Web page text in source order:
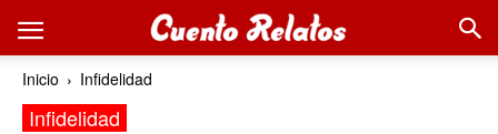
Inicio Infidelidad
Infidelidad